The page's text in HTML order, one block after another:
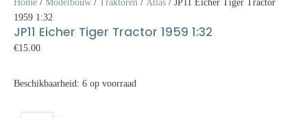
Home / Modelbouw / Traktoren / Atlas / JP11 Eicher Tiger Tractor
1959 1:32
JP11 Eicher Tiger Tractor 1959 1:32
€15.00
Beschikbaarheid: 6 op voorraad